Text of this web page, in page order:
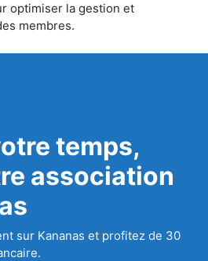
optimiser la gestion et
membres.
temps,
association
sur Kananas et profitez de 30